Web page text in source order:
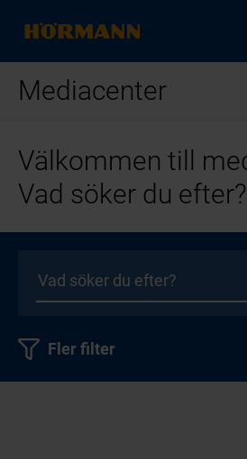
Mediacenter
Välkommen till
Vad söker du efter?
Fler filter